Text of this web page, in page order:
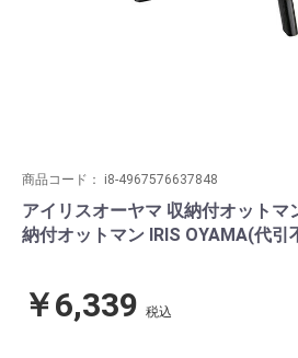
商品コード： i8-4967576637848
アイリスオーヤマ 収納付オットマ
納付オットマン IRIS OYAMA(代引
￥6,339 税込